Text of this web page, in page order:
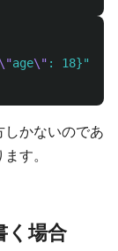
\"age\" : 18}"
かないのであ
す。
く場合